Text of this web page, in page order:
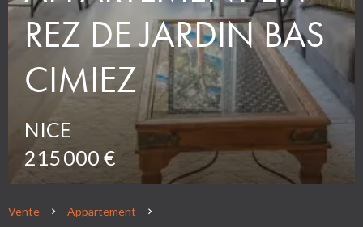
REZ DE JARDIN BAS
CIMIEZ
NICE
215 000 €
Vente
Appartement